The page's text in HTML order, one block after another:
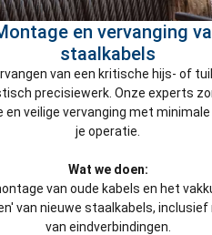
en vervanging
staalkabels
van een kritische hijs- of
precisiewerk. Onze experts
en veilige vervanging met
je operatie.
Wat we doen:
van oude kabels en het
van nieuwe staalkabels,
van eindverbindingen.